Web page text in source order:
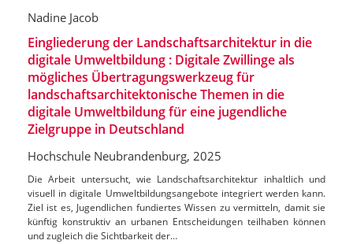
Nadine Jacob
Eingliederung der Landschaftsarchitektur in die
digitale Umweltbildung : Digitale Zwillinge als
mögliches Übertragungswerkzeug für
landschaftsarchitektonische Themen in die
digitale Umweltbildung für eine jugendliche
Zielgruppe in Deutschland
Hochschule Neubrandenburg, 2025
Die Arbeit untersucht, wie Landschaftsarchitektur inhaltlich und
visuell in digitale Umweltbildungsangebote integriert werden kann.
Ziel ist es, Jugendlichen fundiertes Wissen zu vermitteln, damit sie
künftig konstruktiv an urbanen Entscheidungen teilhaben können
und zugleich die Sichtbarkeit der…